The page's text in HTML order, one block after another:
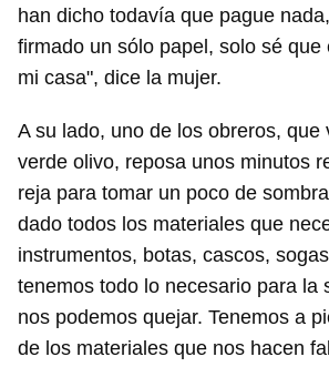
han dicho todavía que pague
firmado un sólo papel, solo sé que
mi casa", dice la mujer.
A su lado, uno de los obreros, que
verde olivo, reposa unos minutos
reja para tomar un poco de
dado todos los materiales que
instrumentos, botas, cascos,
tenemos todo lo necesario para la
nos podemos quejar. Tenemos a
de los materiales que nos hacen